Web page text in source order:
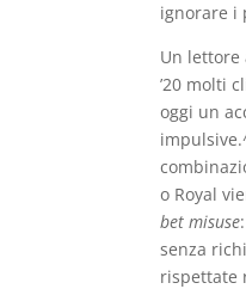
ignorare i
Un lettore
’20 molti
oggi un
o Royal
bet misuse
senza
rispettate